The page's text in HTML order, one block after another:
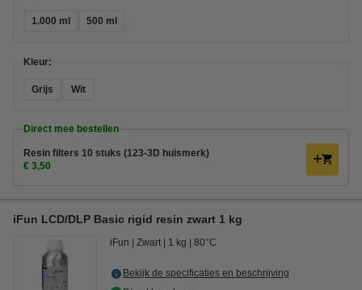
1.000 ml 500 ml
Kleur:
Grijs Wit
Direct mee bestellen
Resin filters 10 stuks (123-3D huismerk)
€ 3,50
iFun LCD/DLP Basic rigid resin zwart 1 kg
iFun Zwart 1 kg 80°C
Bekijk de specificaties en beschrijving